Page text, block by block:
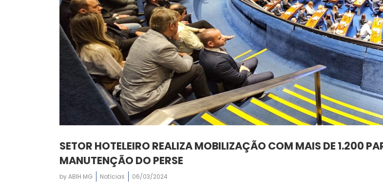
SETOR HOTELEIRO REALIZA MOBILIZAÇÃO COM MAIS DE 1.200
MANUTENÇÃO DO PERSE
byABIH MG Notícias 06/03/2024